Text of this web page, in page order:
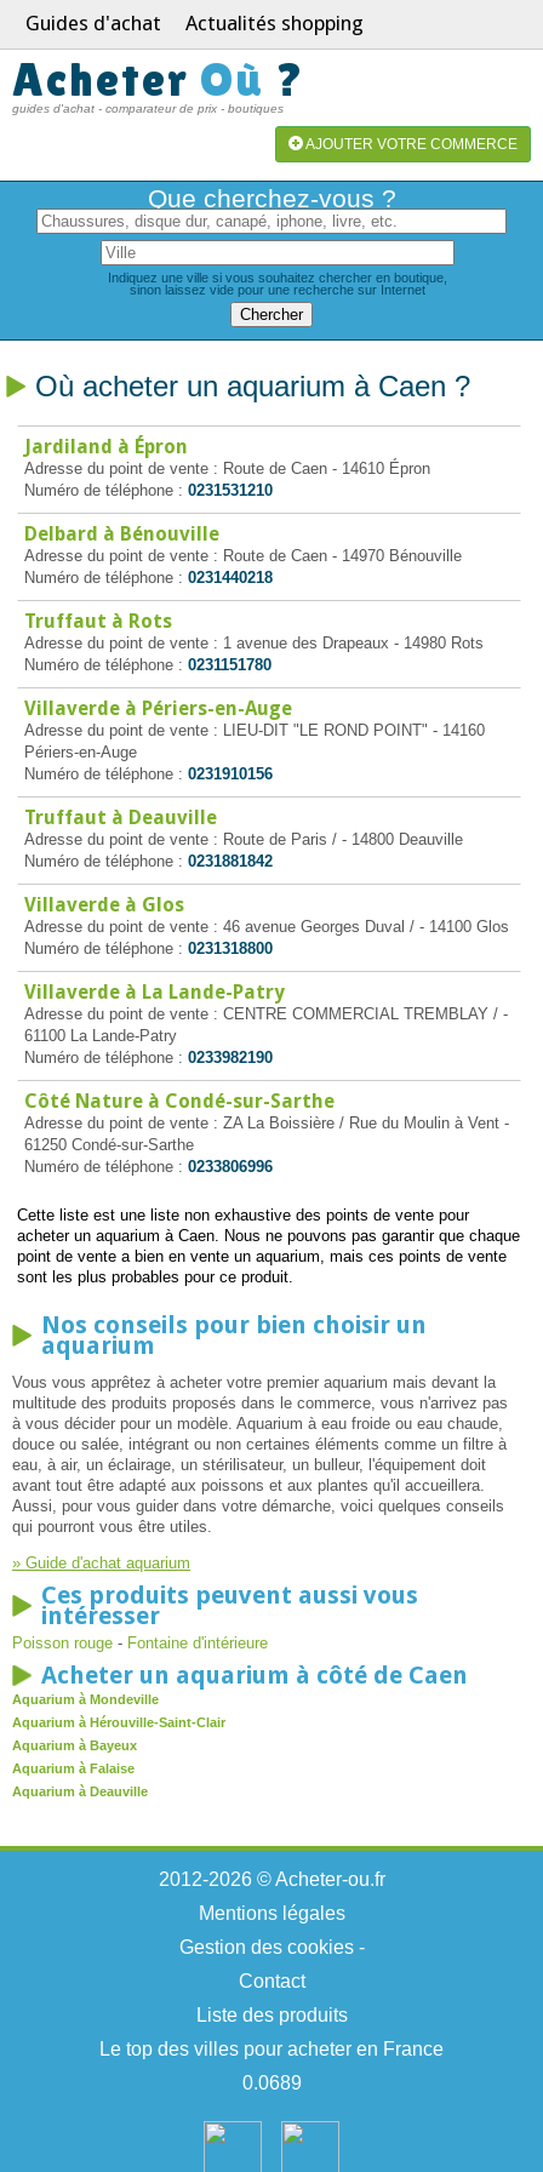
Guides d'achat Actualités shopping
Acheter Où ?
guides d'achat - comparateur de prix - boutiques
AJOUTER VOTRE COMMERCE
Que cherchez-vous ?
Indiquez une ville si vous souhaitez chercher en boutique,
sinon laissez vide pour une recherche sur Internet
Où acheter un aquarium à Caen ?
Jardiland à Épron
Adresse du point de vente : Route de Caen - 14610 Épron
Numéro de téléphone : 0231531210
Delbard à Bénouville
Adresse du point de vente : Route de Caen - 14970 Bénouville
Numéro de téléphone : 0231440218
Truffaut à Rots
Adresse du point de vente : 1 avenue des Drapeaux - 14980 Rots
Numéro de téléphone : 0231151780
Villaverde à Périers-en-Auge
Adresse du point de vente : LIEU-DIT "LE ROND POINT" - 14160
Périers-en-Auge
Numéro de téléphone : 0231910156
Truffaut à Deauville
Adresse du point de vente : Route de Paris / - 14800 Deauville
Numéro de téléphone : 0231881842
Villaverde à Glos
Adresse du point de vente : 46 avenue Georges Duval / - 14100 Glos
Numéro de téléphone : 0231318800
Villaverde à La Lande-Patry
Adresse du point de vente : CENTRE COMMERCIAL TREMBLAY / -
61100 La Lande-Patry
Numéro de téléphone : 0233982190
Côté Nature à Condé-sur-Sarthe
Adresse du point de vente : ZA La Boissière / Rue du Moulin à Vent -
61250 Condé-sur-Sarthe
Numéro de téléphone : 0233806996
Cette liste est une liste non exhaustive des points de vente pour
acheter un aquarium à Caen. Nous ne pouvons pas garantir que chaque
point de vente a bien en vente un aquarium, mais ces points de vente
sont les plus probables pour ce produit.
Nos conseils pour bien choisir un
aquarium
Vous vous apprêtez à acheter votre premier aquarium mais devant la
multitude des produits proposés dans le commerce, vous n'arrivez pas
à vous décider pour un modèle. Aquarium à eau froide ou eau chaude,
douce ou salée, intégrant ou non certaines éléments comme un filtre à
eau, à air, un éclairage, un stérilisateur, un bulleur, l'équipement doit
avant tout être adapté aux poissons et aux plantes qu'il accueillera.
Aussi, pour vous guider dans votre démarche, voici quelques conseils
qui pourront vous être utiles.
» Guide d'achat aquarium
Ces produits peuvent aussi vous
intéresser
Poisson rouge - Fontaine d'intérieure
Acheter un aquarium à côté de Caen
Aquarium à Mondeville
Aquarium à Hérouville-Saint-Clair
Aquarium à Bayeux
Aquarium à Falaise
Aquarium à Deauville
2012-2026 © Acheter-ou.fr
Mentions légales
Gestion des cookies-
Contact
Liste des produits
Le top des villes pour acheter en France
0.0689